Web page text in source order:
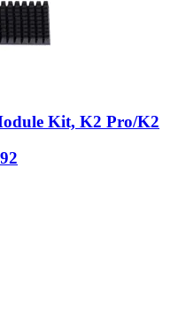
Kit, K2 Pro/K2